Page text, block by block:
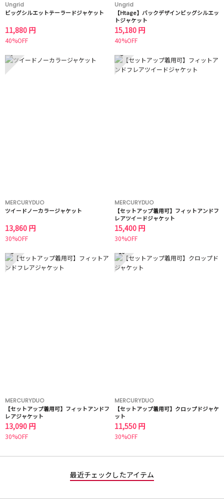
Ungrid
ビッグシルエットテーラードジャケット
11,880 円
40%OFF
Ungrid
【Htage】バックデザインビッグシルエッ
トジャケット
15,180 円
40%OFF
7
MERCURYDUO
ツイードノーカラージャケット
13,860 円
30%OFF
8
MERCURYDUO
【セットアップ着用可】フィットアンドフ
レアツイードジャケット
15,400 円
30%OFF
9
MERCURYDUO
【セットアップ着用可】フィットアンドフ
レアジャケット
13,090 円
30%OFF
10
MERCURYDUO
【セットアップ着用可】クロップドジャケ
ット
11,550 円
30%OFF
最近チェックしたアイテム